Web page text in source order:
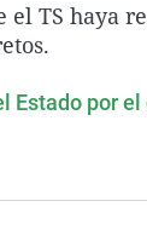
TS haya
Estado por